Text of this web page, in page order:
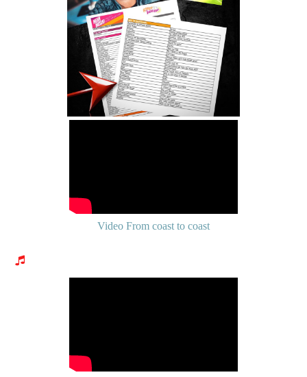
Video From coast to coast